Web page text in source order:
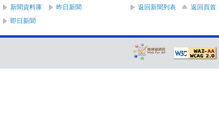
新聞資料庫 昨日新聞 返回新聞列表
返回頁首
即日新聞